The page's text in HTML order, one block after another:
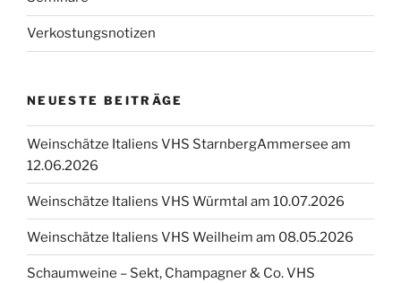
Verkostungsnotizen
NEUESTE BEITRÄGE
Weinschätze Italiens VHS StarnbergAmmersee am
12.06.2026
Weinschätze Italiens VHS Würmtal am 10.07.2026
Weinschätze Italiens VHS Weilheim am 08.05.2026
Schaumweine – Sekt, Champagner & Co. VHS